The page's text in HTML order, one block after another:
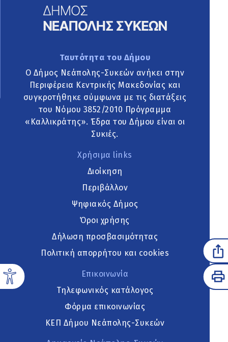
Ταυτότητα του Δήμου
Ο Δήμος Νεάπολης-Συκεών ανήκει στην
Περιφέρεια Κεντρικής Μακεδονίας και
συγκροτήθηκε σύμφωνα με τις διατάξεις
του Νόμου 3852/2010 Πρόγραμμα
«Καλλικράτης». Έδρα του Δήμου είναι οι
Συκιές.
Χρήσιμα links
Διοίκηση
Περιβάλλον
Ψηφιακός Δήμος
Όροι χρήσης
Δήλωση προσβασιμότητας
Πολιτική απορρήτου και cookies
Επικοινωνία
Τηλεφωνικός κατάλογος
Φόρμα επικοινωνίας
ΚΕΠ Δήμου Νεάπολης-Συκεών